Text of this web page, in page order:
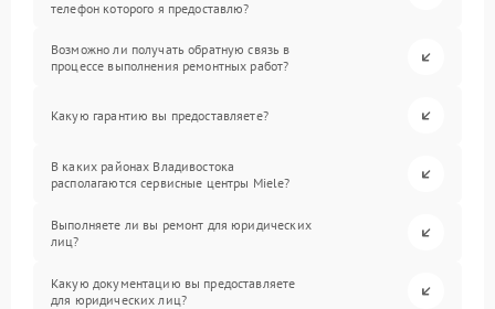
телефон которого я предоставлю?
Возможно ли получать обратную связь в
процессе выполнения ремонтных работ?
Какую гарантию вы предоставляете?
В каких районах Владивостока
располагаются сервисные центры Miele?
Выполняете ли вы ремонт для юридических
лиц?
Какую документацию вы предоставляете
для юридических лиц?